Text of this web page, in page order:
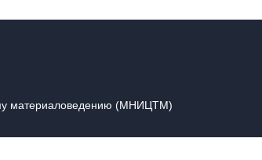
материаловедению (МНИЦТМ)